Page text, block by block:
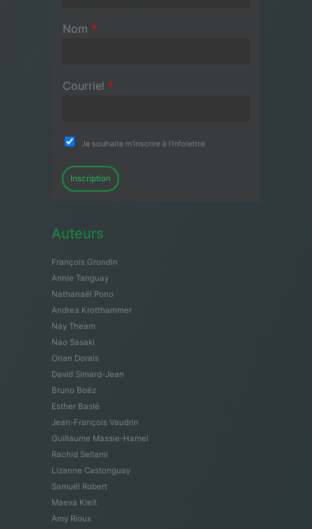
Nom *
Courriel *
Je souhaite m'inscrire à l'infolettre
Inscription
Auteurs
François Grondin
Annie Tanguay
Nathanaël Pono
Andrea Krotthammer
Nay Theam
Nao Sasaki
Orian Dorais
David Simard-Jean
Bruno Boëz
Esther Baslé
Jean-François Vaudrin
Guillaume Massie-Hamel
Rachid Sellami
Lizanne Castonguay
Samuël Robert
Maeva Kleit
Amy Rioux